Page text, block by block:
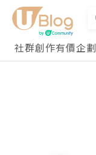
社群創作有價企劃